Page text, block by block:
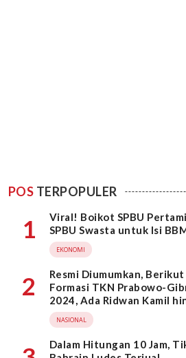
POS TERPOPULER
1
Viral! Boikot SPBU
SPBU Swasta untuk Isi
EKONOMI
2
Resmi Diumumkan,
Formasi TKN Prabowo-
2024, Ada Ridwan Kamil
Wahid
NASIONAL
Dalam Hitungan 10 Jam,